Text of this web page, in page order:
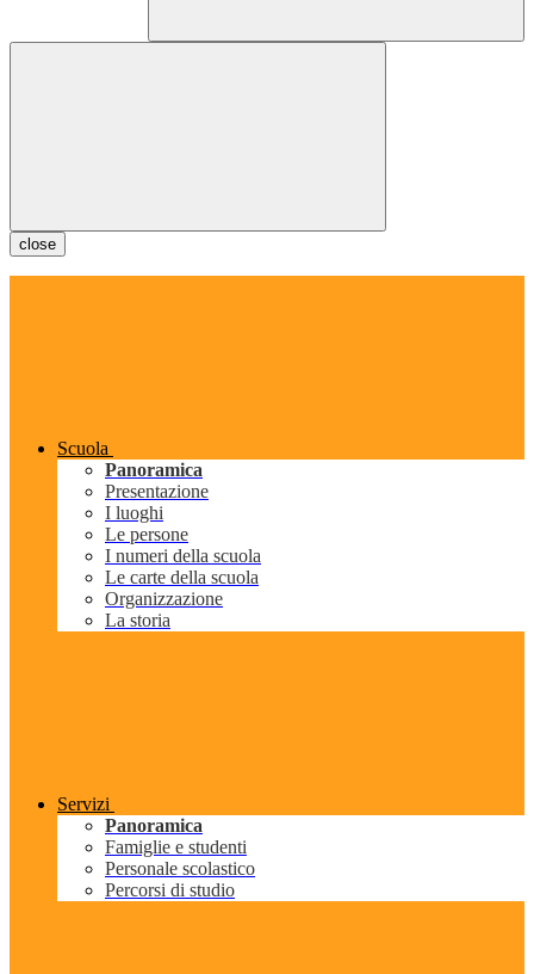
close
Scuola
Panoramica
Presentazione
I luoghi
Le persone
I numeri della scuola
Le carte della scuola
Organizzazione
La storia
Servizi
Panoramica
Famiglie e studenti
Personale scolastico
Percorsi di studio